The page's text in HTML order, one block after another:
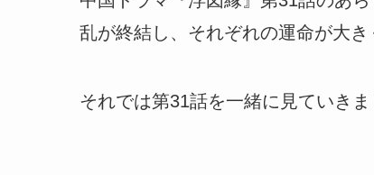
乱が終結し、それぞれの運命が大き
それでは第31話を一緒に見ていきま